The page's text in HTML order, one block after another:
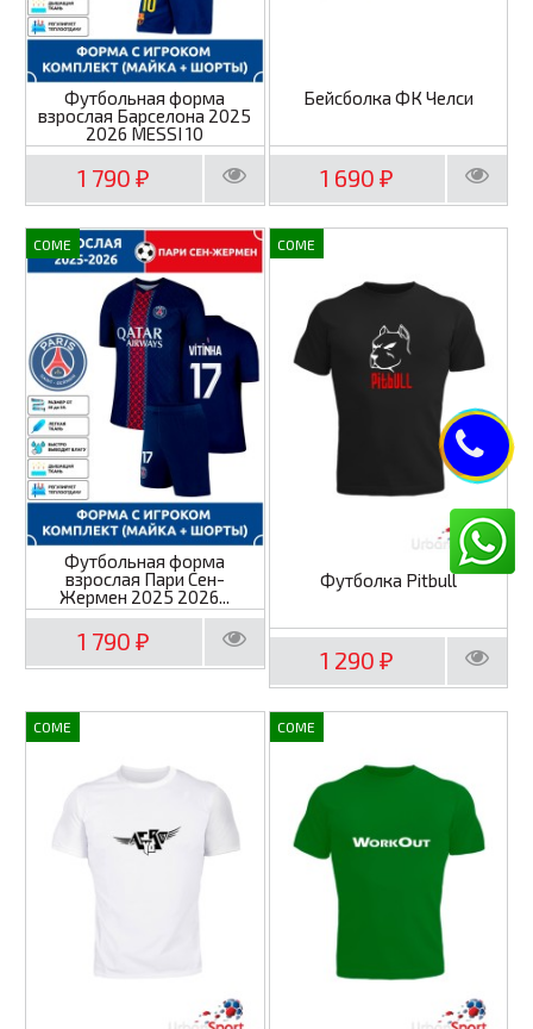
Футбольная форма
взрослая Барселона 2025
2026 MESSI 10
1 790₽
Бейсболка ФК Челси
1 690₽
COME
Футбольная форма
взрослая Пари Сен-
Жермен 2025 2026...
1 790₽
COME
Футболка Pitbull
1 290₽
COME COME